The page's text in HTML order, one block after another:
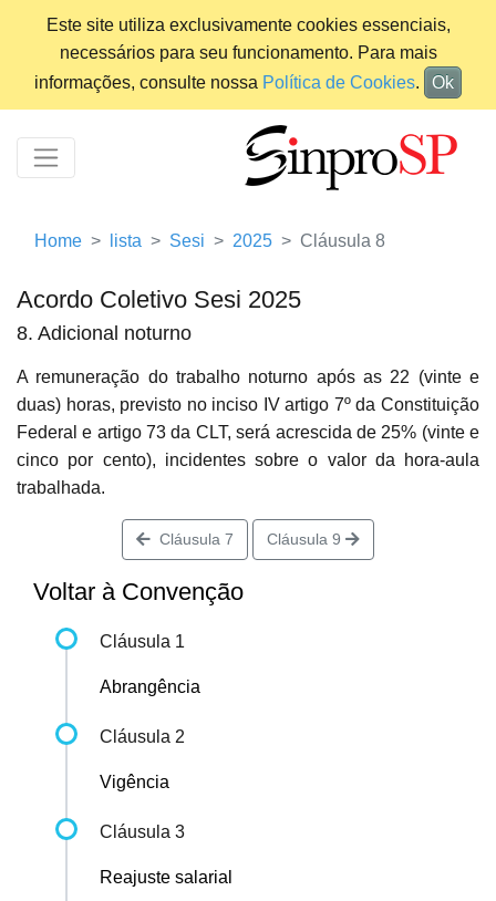
Este site utiliza exclusivamente cookies essenciais,
necessários para seu funcionamento. Para mais
informações, consulte nossa Política de Cookies. Ok
Home lista Sesi 2025 Cláusula 8
Acordo Coletivo Sesi 2025
8. Adicional noturno
A remuneração do trabalho noturno após as 22 (vinte e
duas) horas, previsto no inciso IV artigo 7º da Constituição
Federal e artigo 73 da CLT, será acrescida de 25% (vinte e
cinco por cento), incidentes sobre o valor da hora-aula
trabalhada.
Cláusula 7 Cláusula 9
Voltar à Convenção
Cláusula 1
Abrangência
Cláusula 2
Vigência
Cláusula 3
Reajuste salarial